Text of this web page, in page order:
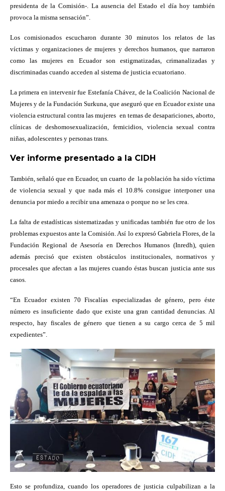
presidenta de la Comisión-. La ausencia del Estado el día hoy también
provoca la misma sensación”.
Los comisionados escucharon durante 30 minutos los relatos de las
víctimas y organizaciones de mujeres y derechos humanos, que narraron
como las mujeres en Ecuador son estigmatizadas, crimanalizadas y
discriminadas cuando acceden al sistema de justicia ecuatoriano.
La primera en intervenir fue Estefanía Chávez, de la Coalición Nacional de
Mujeres y de la Fundación Surkuna, que aseguró que en Ecuador existe una
violencia estructural contra las mujeres en temas de desapariciones, aborto,
clínicas de deshomosexualización, femicidios, violencia sexual contra
niñas, adolescentes y personas trans.
Ver informe presentado a la CIDH
También, señaló que en Ecuador, un cuarto de la población ha sido víctima
de violencia sexual y que nada más el 10.8% consigue interponer una
denuncia por miedo a recibir una amenaza o porque no se les crea.
La falta de estadísticas sistematizadas y unificadas también fue otro de los
problemas expuestos ante la Comisión. Así lo expresó Gabriela Flores, de la
Fundación Regional de Asesoría en Derechos Humanos (Inredh), quien
además precisó que existen obstáculos institucionales, normativos y
procesales que afectan a las mujeres cuando éstas buscan justicia ante sus
casos.
“En Ecuador existen 70 Fiscalías especializadas de género, pero éste
número es insuficiente dado que existe una gran cantidad denuncias. Al
respecto, hay fiscales de género que tienen a su cargo cerca de 5 mil
expedientes”.
Esto se profundiza, cuando los operadores de justicia culpabilizan a la